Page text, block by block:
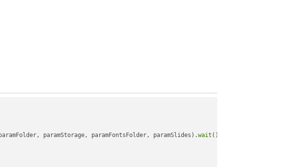
paramStorage, paramFontsFolder, paramSlides).wait ();